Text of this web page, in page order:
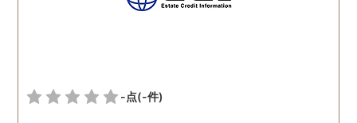
紹介頂き、助かりました。
様に一度御相談に行かれて
みてください。私は本当に
-点(-件)